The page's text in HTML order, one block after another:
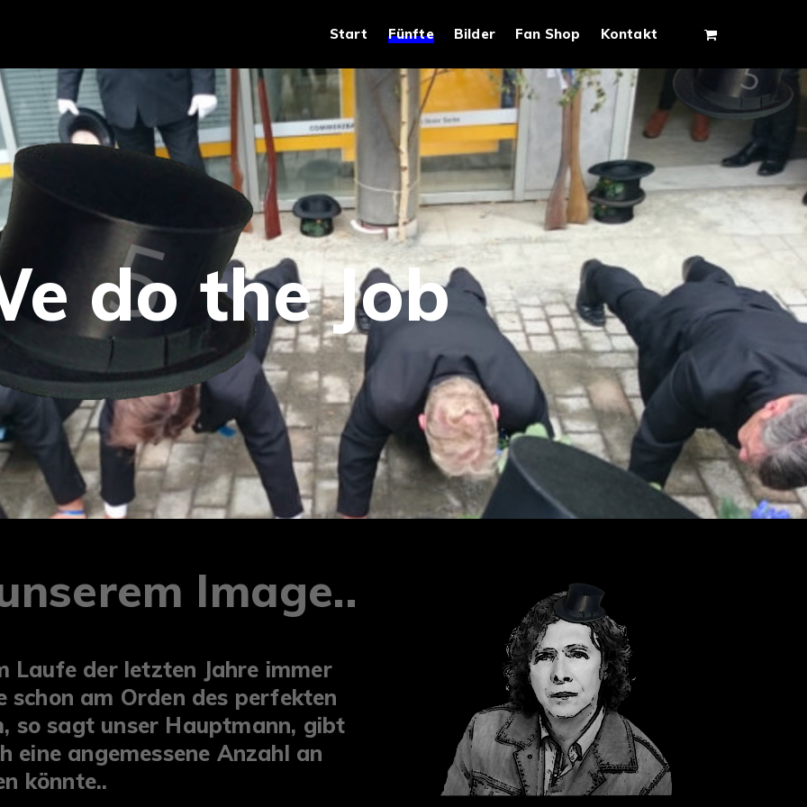
Start Fünfte Bilder Fan Shop Kontakt
do the Job
Image..
Laufe der letzten Jahre immer
schon am Orden des perfekten
so sagt unser Hauptmann, gibt
eine angemessene Anzahl an
könnte..